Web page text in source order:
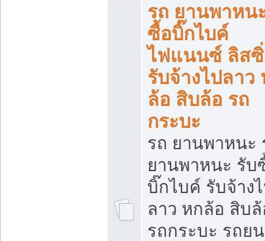
รถ ยานพาหน
ซื้อบิ๊กไบค์
ไฟแนนซ์ ลิส
รับจ้างไปลาว
ล้อ สิบล้อ รถ
กระบะ
รถ ยานพาหนะ
ยานพาหนะ รับ
บิ๊กไบค์ รับจ้าง
ลาว หกล้อ สิบ
รถกระบะ รถย